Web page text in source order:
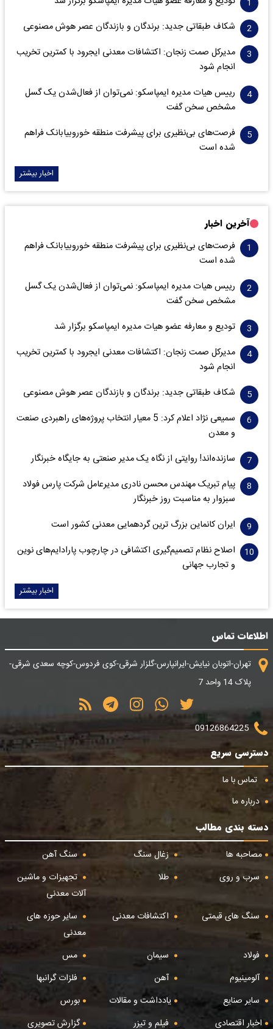
شکاف طبقاتی جدید: برندگان و بازندگان عصر هوش مصنوعی
مدیرکل صمت زنجان: اکتشافات معدنی ایجرود با کمترین تخریب
انجام شود
رییس هیات مدیره ایمپاسکو: نمی‌توان از فعال‌شدن یک گسل
مشخص سخن گفت
فرصت‌های بی‌نظیری برای پیشرفت منطقه خوروبیابانک فراهم
شده است
اخبار بیشتر
آخرین اخبار
فرصت‌های بی‌نظیری برای پیشرفت منطقه خوروبیابانک فراهم
شده است
رییس هیات مدیره ایمپاسکو: نمی‌توان از فعال‌شدن یک گسل
مشخص سخن گفت
تودیع و معارفه عضو هیات مدیره ایمپاسکو برگزار شد
مدیرکل صمت زنجان: اکتشافات معدنی ایجرود با کمترین تخریب
انجام شود
شکاف طبقاتی جدید: برندگان و بازندگان عصر هوش مصنوعی
سمیعی‌ نژاد اعلام کرد: 5 معیار انتخاب پروژه‌های راهبردی صنعت
و معدن
سازنده‌اند! روایتی از نگاه یک مدیر صنعتی به جایگاه خبرنگار
پیام تبریک مهندس محسن نادری مدیرعامل شرکت پارس فولاد
سبزوار به مناسبت روز خبرنگار
ایران کانماین بزرگ ترین گردهمایی معدنی کشور است
اصلاح نظام تصمیم‌گیری اکتشافی در چارچوب پارادایم‌های نوین
و تجارب جهانی
اخبار بیشتر
اطلاعات تماس
تهران-اتوبان نیایش-ایرانپارس-گلزار شرقی-کوی فردوس-کوچه سعدی شرقی-
پلاک 14 واحد 7
09126864225
دسترسی سریع
تماس با ما
درباره ما
دسته بندی مطالب
مصاحبه ها
زغال سنگ
سنگ آهن
سرب و روی
طلا
تجهیزات و ماشین
آلات معدنی
سنگ های قیمتی
اکتشافات معدنی
سایر حوزه های
معدنی
فولاد
سیمان
مس
آلومینیوم
آهن
فلزات گرانبها
سایر صنایع
یادداشت و مقالات
بورس
اخبار اقتصادی
فیلم و تیزر گزارش تصویری